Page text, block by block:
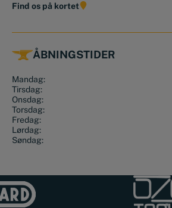
Find os på kortet
ÅBNINGSTIDER
Mandag:
Tirsdag:
Onsdag:
Torsdag:
Fredag:
Lørdag:
Søndag: